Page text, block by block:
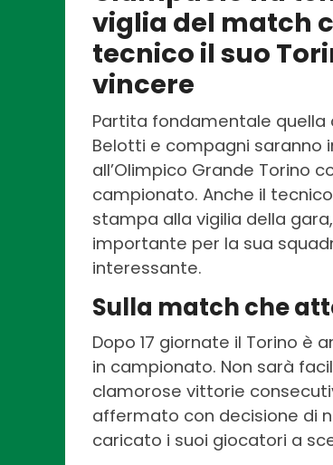
viglia del match
tecnico il suo
vincere
Partita fondamentale quella
Belotti e compagni saranno
all’Olimpico Grande Torino
campionato. Anche il
stampa alla vigilia della
importante per la sua
interessante.
Sulla match che
Dopo 17 giornate il Torino è
in campionato. Non sarà
clamorose vittorie
affermato con decisione di
caricato i suoi giocatori a